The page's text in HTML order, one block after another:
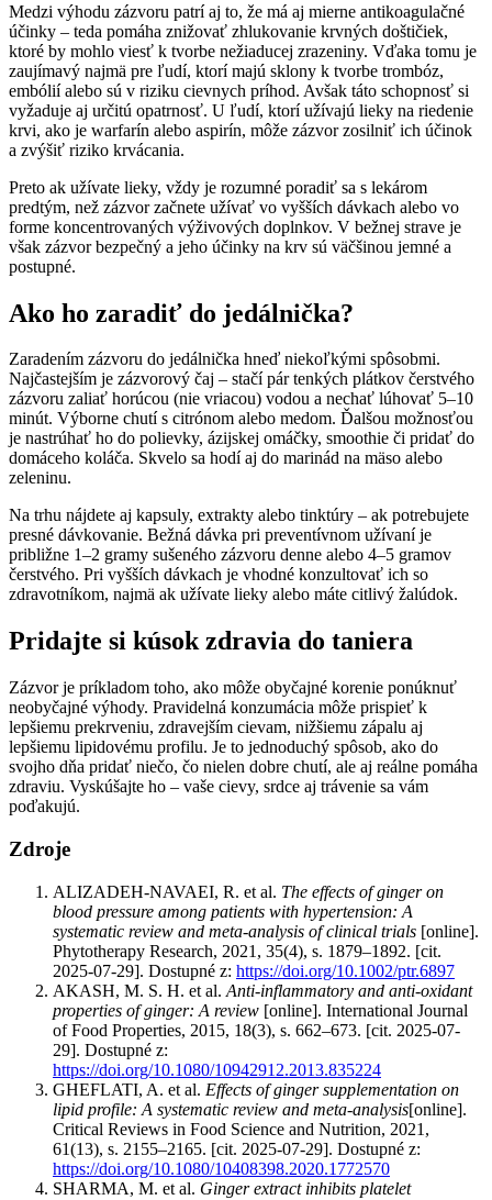
Medzi výhodu zázvoru patrí aj to, že má aj mierne antikoagulačné
účinky – teda pomáha znižovať zhlukovanie krvných doštičiek,
ktoré by mohlo viesť k tvorbe nežiaducej zrazeniny. Vďaka tomu je
zaujímavý najmä pre ľudí, ktorí majú sklony k tvorbe trombóz,
embólií alebo sú v riziku cievnych príhod. Avšak táto schopnosť si
vyžaduje aj určitú opatrnosť. U ľudí, ktorí užívajú lieky na riedenie
krvi, ako je warfarín alebo aspirín, môže zázvor zosilniť ich účinok
a zvýšiť riziko krvácania.
Preto ak užívate lieky, vždy je rozumné poradiť sa s lekárom
predtým, než zázvor začnete užívať vo vyšších dávkach alebo vo
forme koncentrovaných výživových doplnkov. V bežnej strave je
však zázvor bezpečný a jeho účinky na krv sú väčšinou jemné a
postupné.
Ako ho zaradiť do jedálnička?
Zaradením zázvoru do jedálnička hneď niekoľkými spôsobmi.
Najčastejším je zázvorový čaj – stačí pár tenkých plátkov čerstvého
zázvoru zaliať horúcou (nie vriacou) vodou a nechať lúhovať 5–10
minút. Výborne chutí s citrónom alebo medom. Ďalšou možnosťou
je nastrúhať ho do polievky, ázijskej omáčky, smoothie či pridať do
domáceho koláča. Skvelo sa hodí aj do marinád na mäso alebo
zeleninu.
Na trhu nájdete aj kapsuly, extrakty alebo tinktúry – ak potrebujete
presné dávkovanie. Bežná dávka pri preventívnom užívaní je
približne 1–2 gramy sušeného zázvoru denne alebo 4–5 gramov
čerstvého. Pri vyšších dávkach je vhodné konzultovať ich so
zdravotníkom, najmä ak užívate lieky alebo máte citlivý žalúdok.
Pridajte si kúsok zdravia do taniera
Zázvor je príkladom toho, ako môže obyčajné korenie ponúknuť
neobyčajné výhody. Pravidelná konzumácia môže prispieť k
lepšiemu prekrveniu, zdravejším cievam, nižšiemu zápalu aj
lepšiemu lipidovému profilu. Je to jednoduchý spôsob, ako do
svojho dňa pridať niečo, čo nielen dobre chutí, ale aj reálne pomáha
zdraviu. Vyskúšajte ho – vaše cievy, srdce aj trávenie sa vám
poďakujú.
Zdroje
ALIZADEH-NAVAEI, R. et al. The effects of ginger on
blood pressure among patients with hypertension: A
systematic review and meta-analysis of clinical trials [online].
Phytotherapy Research, 2021, 35(4), s. 1879–1892. [cit.
2025-07-29]. Dostupné z: https://doi.org/10.1002/ptr.6897
AKASH, M. S. H. et al. Anti-inflammatory and anti-oxidant
properties of ginger: A review [online]. International Journal
of Food Properties, 2015, 18(3), s. 662–673. [cit. 2025-07-
29]. Dostupné z:
https://doi.org/10.1080/10942912.2013.835224
GHEFLATI, A. et al. Effects of ginger supplementation on
lipid profile: A systematic review and meta-analysis[online].
Critical Reviews in Food Science and Nutrition, 2021,
61(13), s. 2155–2165. [cit. 2025-07-29]. Dostupné z:
https://doi.org/10.1080/10408398.2020.1772570
SHARMA, M. et al. Ginger extract inhibits platelet